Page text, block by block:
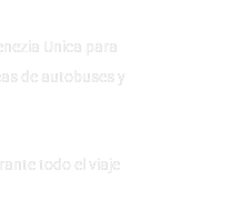
Unica para
de autobuses y
todo el viaje